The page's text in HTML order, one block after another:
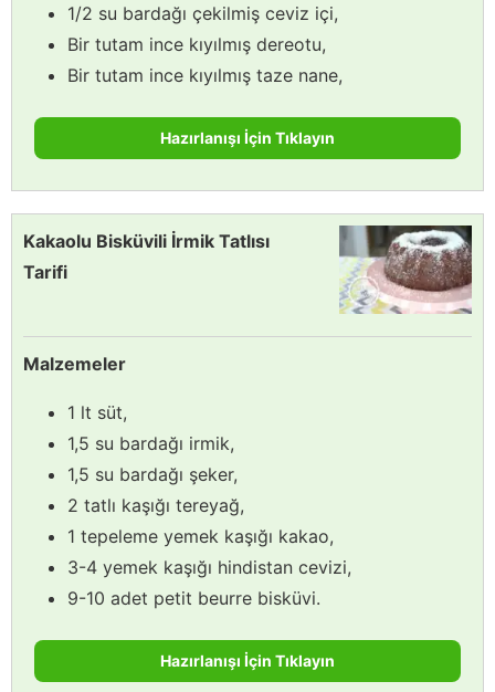
1/2 su bardağı çekilmiş ceviz içi,
Bir tutam ince kıyılmış dereotu,
Bir tutam ince kıyılmış taze nane,
Hazırlanışı İçin Tıklayın
Kakaolu Bisküvili İrmik Tatlısı
Tarifi
Malzemeler
1 lt süt,
1,5 su bardağı irmik,
1,5 su bardağı şeker,
2 tatlı kaşığı tereyağ,
1 tepeleme yemek kaşığı kakao,
3-4 yemek kaşığı hindistan cevizi,
9-10 adet petit beurre bisküvi.
Hazırlanışı İçin Tıklayın